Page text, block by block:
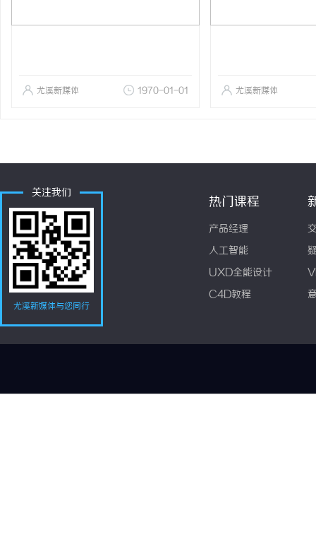
尤溪新媒体 1970-01-01 尤溪新媒体
关注我们
尤溪新媒体与您同行
热门课程
产品经理
人工智能
UXD全能设计
C4D教程